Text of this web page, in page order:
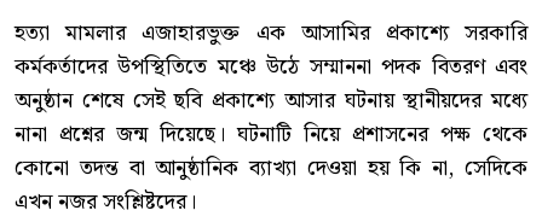
হত্যা মামলার এজাহারভুক্ত এক আসামির প্রকাশ্যে সরকারি
কর্মকর্তাদের উপস্থিতিতে মঞ্চে উঠে সম্মাননা পদক বিতরণ এবং
অনুষ্ঠান শেষে সেই ছবি প্রকাশ্যে আসার ঘটনায় স্থানীয়দের মধ্যে
নানা প্রশ্নের জন্ম দিয়েছে। ঘটনাটি নিয়ে প্রশাসনের পক্ষ থেকে
কোনো তদন্ত বা আনুষ্ঠানিক ব্যাখ্যা দেওয়া হয় কি না, সেদিকে
এখন নজর সংশ্লিষ্টদের।